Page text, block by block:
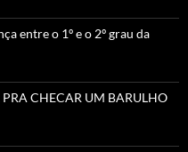
entre o 1º e o 2º grau da
CHECAR UM BARULHO